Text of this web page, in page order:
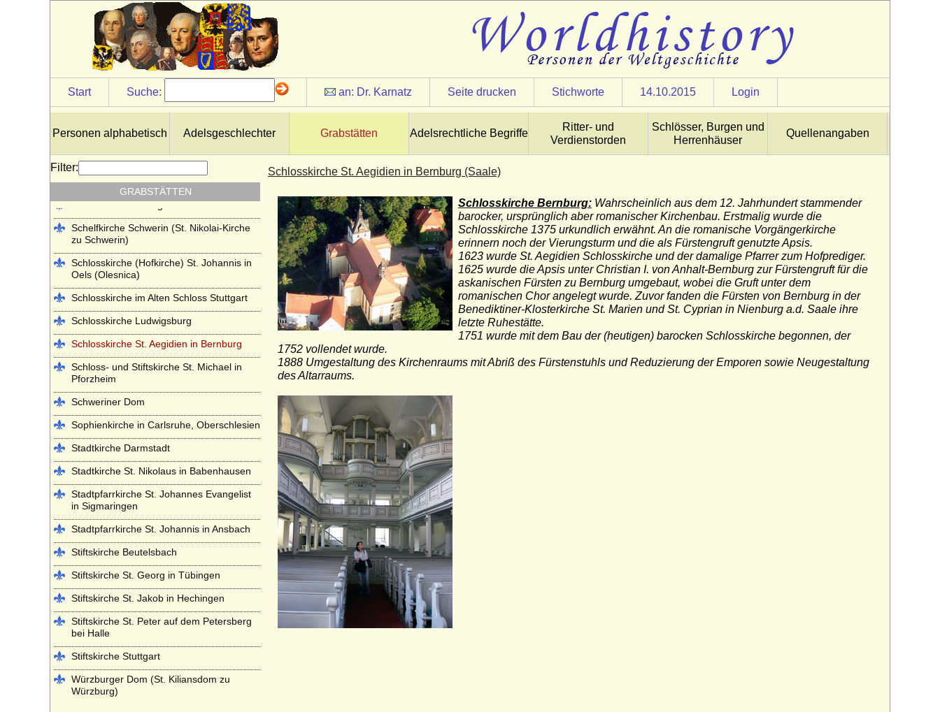
Start Suche: an: Dr. Karnatz Seite drucken Stichworte 14.10.2015 Login
Personen alphabetisch Adelsgeschlechter Grabstätten Adelsrechtliche Begriffe
Ritter- und
Verdienstorden
Schlösser, Burgen und
Herrenhäuser
Quellenangaben
Schlosskirche St. Aegidien in Bernburg (Saale)
Schlosskirche Bernburg: Wahrscheinlich aus dem 12. Jahrhundert stammender
barocker, ursprünglich aber romanischer Kirchenbau. Erstmalig wurde die
Schlosskirche 1375 urkundlich erwähnt. An die romanische Vorgängerkirche
erinnern noch der Vierungsturm und die als Fürstengruft genutzte Apsis.
1623 wurde St. Aegidien Schlosskirche und der damalige Pfarrer zum Hofprediger.
1625 wurde die Apsis unter Christian I. von Anhalt-Bernburg zur Fürstengruft für die
askanischen Fürsten zu Bernburg umgebaut, wobei die Gruft unter dem
romanischen Chor angelegt wurde. Zuvor fanden die Fürsten von Bernburg in der
Benediktiner-Klosterkirche St. Marien und St. Cyprian in Nienburg a.d. Saale ihre
letzte Ruhestätte.
1751 wurde mit dem Bau der (heutigen) barocken Schlosskirche begonnen, der
1752 vollendet wurde.
1888 Umgestaltung des Kirchenraums mit Abriß des Fürstenstuhls und Reduzierung der Emporen sowie Neugestaltung
des Altarraums.
Filter:
GRABSTÄTTEN
Kloster Lehnin
Lambertikirche in Aurich
Marienkirche Hanau (ehemals Reformierte
Kirche Hanau)
Martinskirche Kassel
Mausoleum im Schlosspark
(Offenbach a.M.)
Mausoleum Stadthagen
Parkfriedhof Meiningen
Schelfkirche Schwerin (St. Nikolai-Kirche
zu Schwerin)
Schlosskirche (Hofkirche) St. Johannis in
Oels (Olesnica)
Schlosskirche im Alten Schloss Stuttgart
Schlosskirche Ludwigsburg
Schlosskirche St. Aegidien in Bernburg
Schloss- und Stiftskirche St. Michael in
Pforzheim
Schweriner Dom
Sophienkirche in Carlsruhe, Oberschlesien
Stadtkirche Darmstadt
Stadtkirche St. Nikolaus in Babenhausen
Stadtpfarrkirche St. Johannes Evangelist
in Sigmaringen
Stadtpfarrkirche St. Johannis in Ansbach
Stiftskirche Beutelsbach
Stiftskirche St. Georg in Tübingen
Stiftskirche St. Jakob in Hechingen
Stiftskirche St. Peter auf dem Petersberg
bei Halle
Stiftskirche Stuttgart
Würzburger Dom (St. Kiliansdom zu
Würzburg)